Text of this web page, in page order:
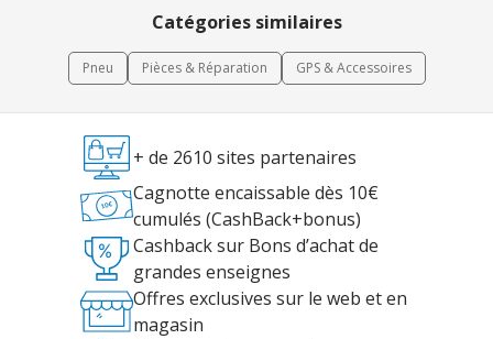
Catégories similaires
Pneu Pièces & Réparation GPS & Accessoires
+ de 2610 sites partenaires
Cagnotte encaissable dès 10€
cumulés (CashBack+bonus)
Cashback sur Bons d’achat de
grandes enseignes
Offres exclusives sur le web et en
magasin